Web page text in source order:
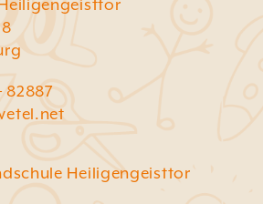
82887
Heiligengeisttor